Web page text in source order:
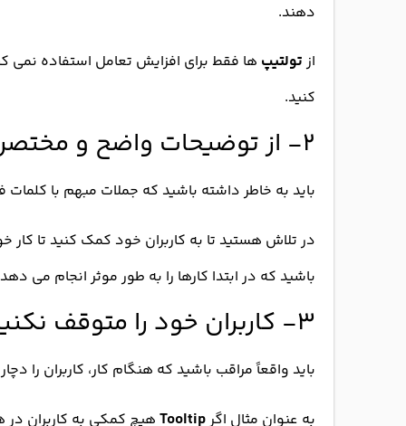
دهند.
ازتولتیپ ها فقط برای افزایش تعامل استفاده نمی
کنید.
۲- از توضیحات واضح و مختصر استفاده کنید
باید به خاطر داشته باشید که جملات مبهم با
در تلاش هستید تا به کاربران خود کمک کنید تا کار
باشید که در ابتدا کارها را به طور موثر انجام می
۳- کاربران خود را متوقف نکنید
باید واقعاً مراقب باشید که هنگام کار، کاربران را
به عنوان مثال اگرTooltip هیچ کمکی به کاربران در